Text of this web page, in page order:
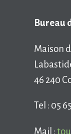
Bureau
Maison
46 240
Tel : 05
Mail :